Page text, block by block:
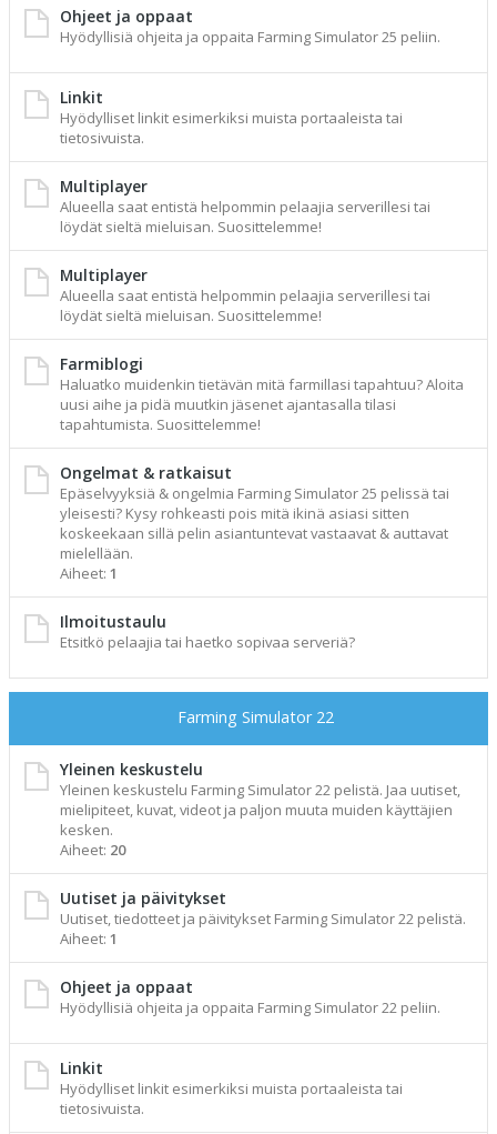
Ohjeet ja oppaat
Hyödyllisiä ohjeita ja oppaita Farming Simulator 25 peliin.
Linkit
Hyödylliset linkit esimerkiksi muista portaaleista tai
tietosivuista.
Multiplayer
Alueella saat entistä helpommin pelaajia serverillesi tai
löydät sieltä mieluisan. Suosittelemme!
Multiplayer
Alueella saat entistä helpommin pelaajia serverillesi tai
löydät sieltä mieluisan. Suosittelemme!
Farmiblogi
Haluatko muidenkin tietävän mitä farmillasi tapahtuu? Aloita
uusi aihe ja pidä muutkin jäsenet ajantasalla tilasi
tapahtumista. Suosittelemme!
Ongelmat & ratkaisut
Epäselvyyksiä & ongelmia Farming Simulator 25 pelissä tai
yleisesti? Kysy rohkeasti pois mitä ikinä asiasi sitten
koskeekaan sillä pelin asiantuntevat vastaavat & auttavat
mielellään.
Aiheet: 1
Ilmoitustaulu
Etsitkö pelaajia tai haetko sopivaa serveriä?
Farming Simulator 22
Yleinen keskustelu
Yleinen keskustelu Farming Simulator 22 pelistä. Jaa uutiset,
mielipiteet, kuvat, videot ja paljon muuta muiden käyttäjien
kesken.
Aiheet: 20
Uutiset ja päivitykset
Uutiset, tiedotteet ja päivitykset Farming Simulator 22 pelistä.
Aiheet: 1
Ohjeet ja oppaat
Hyödyllisiä ohjeita ja oppaita Farming Simulator 22 peliin.
Linkit
Hyödylliset linkit esimerkiksi muista portaaleista tai
tietosivuista.